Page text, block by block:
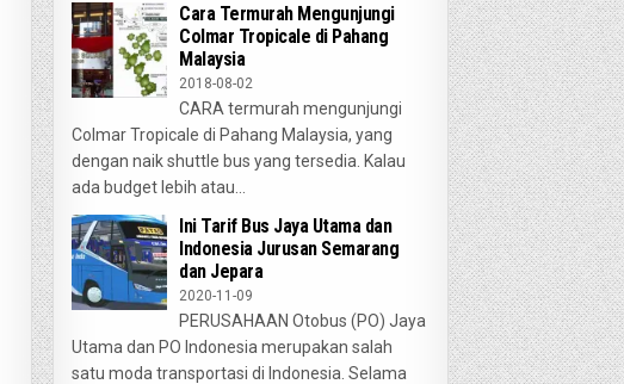
Cara Termurah Mengunjungi
Colmar Tropicale di Pahang
Malaysia
2018-08-02
CARA termurah mengunjungi
Colmar Tropicale di Pahang Malaysia, yang
dengan naik shuttle bus yang tersedia. Kalau
ada budget lebih atau...
Ini Tarif Bus Jaya Utama dan
Indonesia Jurusan Semarang
dan Jepara
2020-11-09
PERUSAHAAN Otobus (PO) Jaya
Utama dan PO Indonesia merupakan salah
satu moda transportasi di Indonesia. Selama